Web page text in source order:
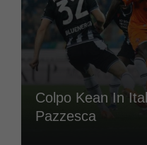
Colpo Kean In
Pazzesca